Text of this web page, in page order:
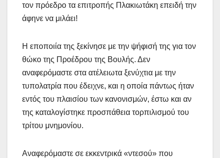
τον πρόεδρο τα επιτροπής Πλακιωτάκη επειδή την
άφηνε να μιλάει!
Η εποποιία της ξεκίνησε με την ψήφισή της για τον
θώκο της Προέδρου της Βουλής. Δεν
αναφερόμαστε στα ατέλειωτα ξενύχτια με την
τυπολατρία που έδειχνε, και η οποία πάντως ήταν
εντός του πλαισίου των κανονισμών, έστω και αν
της καταλογίστηκε προσπάθεια τορπιλισμού του
τρίτου μνημονίου.
Αναφερόμαστε σε εκκεντρικά «ντεσού» που